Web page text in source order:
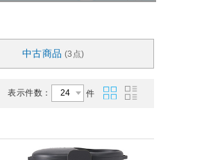
中古商品 (3点)
表示件数： 件